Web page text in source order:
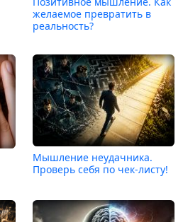
желаемое превратить в
реальность?
Мышление неудачника.
Проверь себя по чек-листу!